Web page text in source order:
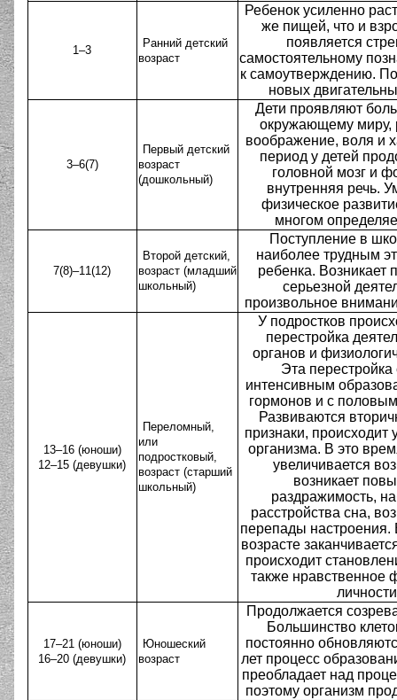
1–3
Ранний детский
возраст
Ребенок усиленно
же пищей, что и
появляется
самостоятельному
к самоутверждению.
новых
3–6(7)
Первый детский
возраст
(дошкольный)
Дети проявляют
окружающему миру,
воображение, воля и
период у детей
головной мозг и
внутренняя речь.
физическое
многом
7(8)–11(12)
Второй детский,
возраст (младший
школьный)
Поступление в
наиболее трудным
ребенка. Возникает
серьезной
произвольное
13–16 (юноши)
12–15 (девушки)
Переломный,
или
подростковый,
возраст (старший
школьный)
У подростков
перестройка
органов и
Эта перестройка
интенсивным
гормонов и с
Развиваются
признаки, происходит
организма. В это
увеличивается
возникает
раздражимость,
расстройства сна,
перепады настроения.
возрасте
происходит
также нравственное
17–21 (юноши)
16–20 (девушки)
Юношеский
возраст
Продолжается
Большинство
постоянно
лет процесс
преобладает над
поэтому организм